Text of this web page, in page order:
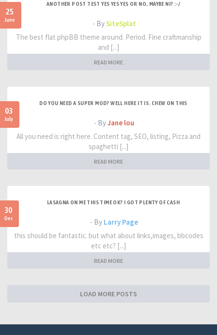
25
June
ANOTHER POST TEST YES YES YES OR NO, MAYBE NI? :-/
- BySiteSplat
The best flat phpBB theme around. Period. Fine craftmanship
and [...]
READ MORE
03
July
DO YOU NEED A SUPER MOD? WELL HERE IT IS. CHEW ON THIS
- ByJane lou
All you need is right here. Content tag, SEO, listing, Pizza and
spaghetti [...]
READ MORE
30
Dec
LASAGNA ON ME THIS TIME OK? I GOT PLENTY OF CASH
- By Larry Page
this should be fantastic. but what about links,images, bbcodes
etc etc? [...]
READ MORE
LOAD MORE POSTS